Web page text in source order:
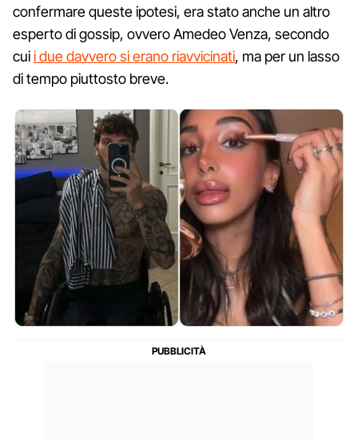
confermare queste ipotesi, era stato anche un altro
esperto di gossip, ovvero Amedeo Venza, secondo
cuii due davvero si erano riavvicinati, ma per un lasso
di tempo piuttosto breve.